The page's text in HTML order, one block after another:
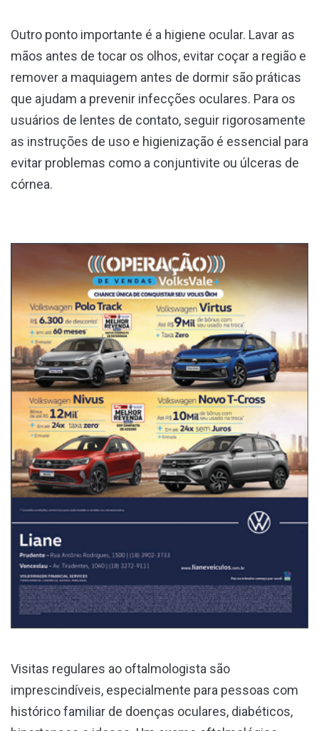
Outro ponto importante é a higiene ocular. Lavar as
mãos antes de tocar os olhos, evitar coçar a região e
remover a maquiagem antes de dormir são práticas
que ajudam a prevenir infecções oculares. Para os
usuários de lentes de contato, seguir rigorosamente
as instruções de uso e higienização é essencial para
evitar problemas como a conjuntivite ou úlceras de
córnea.
Visitas regulares ao oftalmologista são
imprescindíveis, especialmente para pessoas com
histórico familiar de doenças oculares, diabéticos,